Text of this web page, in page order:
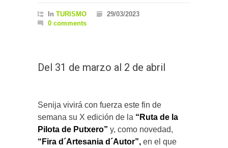
In TURISMO
29/03/2023
0 comments
Del 31 de marzo al 2 de abril
Senija vivirá con fuerza este fin de
semana su X edición de la “Ruta de la
Pilota de Putxero” y, como novedad,
“Fira d´Artesania d´Autor”, en el que